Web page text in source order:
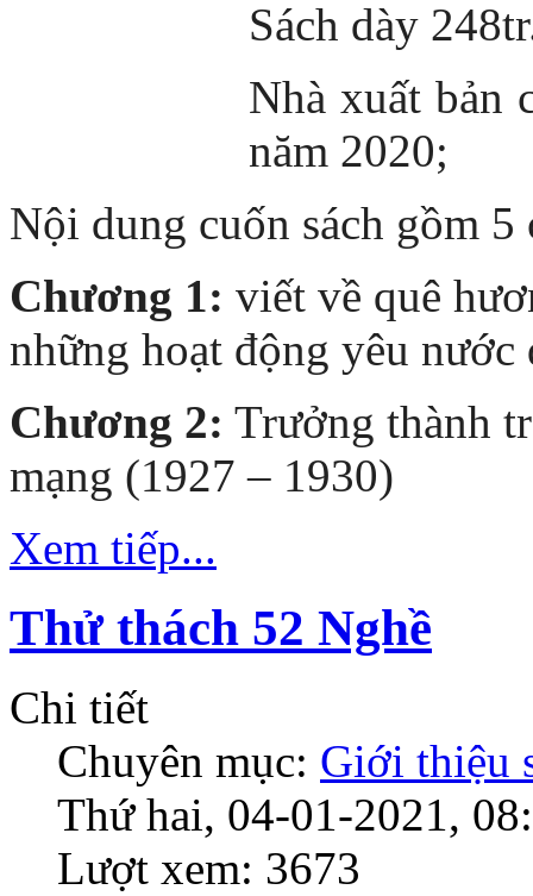
Sách dày
Nhà xuất bản
năm 2020;
Nội dung cuốn sách gồm 5
Chương 1: viết về quê
những hoạt động yêu
Chương 2: Trưởng thành
mạng (1927 – 1930)
Xem tiếp...
Thử thách 52 Nghề
Chi tiết
Chuyên mục: Giới thiệu
Thứ hai, 04-01-2021,
Lượt xem: 3673